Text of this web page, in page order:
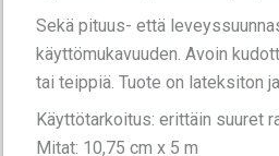
Sekä pituus- että
käyttömukavuuden. Avoin
tai teippiä. Tuote on lateksiton
Käyttötarkoitus: erittäin suuret
Mitat: 10,75 cm x 5 m